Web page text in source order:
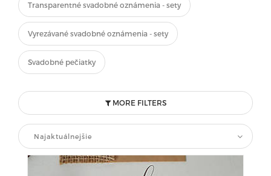
Transparentné svadobné oznámenia - sety
Vyrezávané svadobné oznámenia - sety
Svadobné pečiatky
MORE FILTERS
Najaktuálnejšie